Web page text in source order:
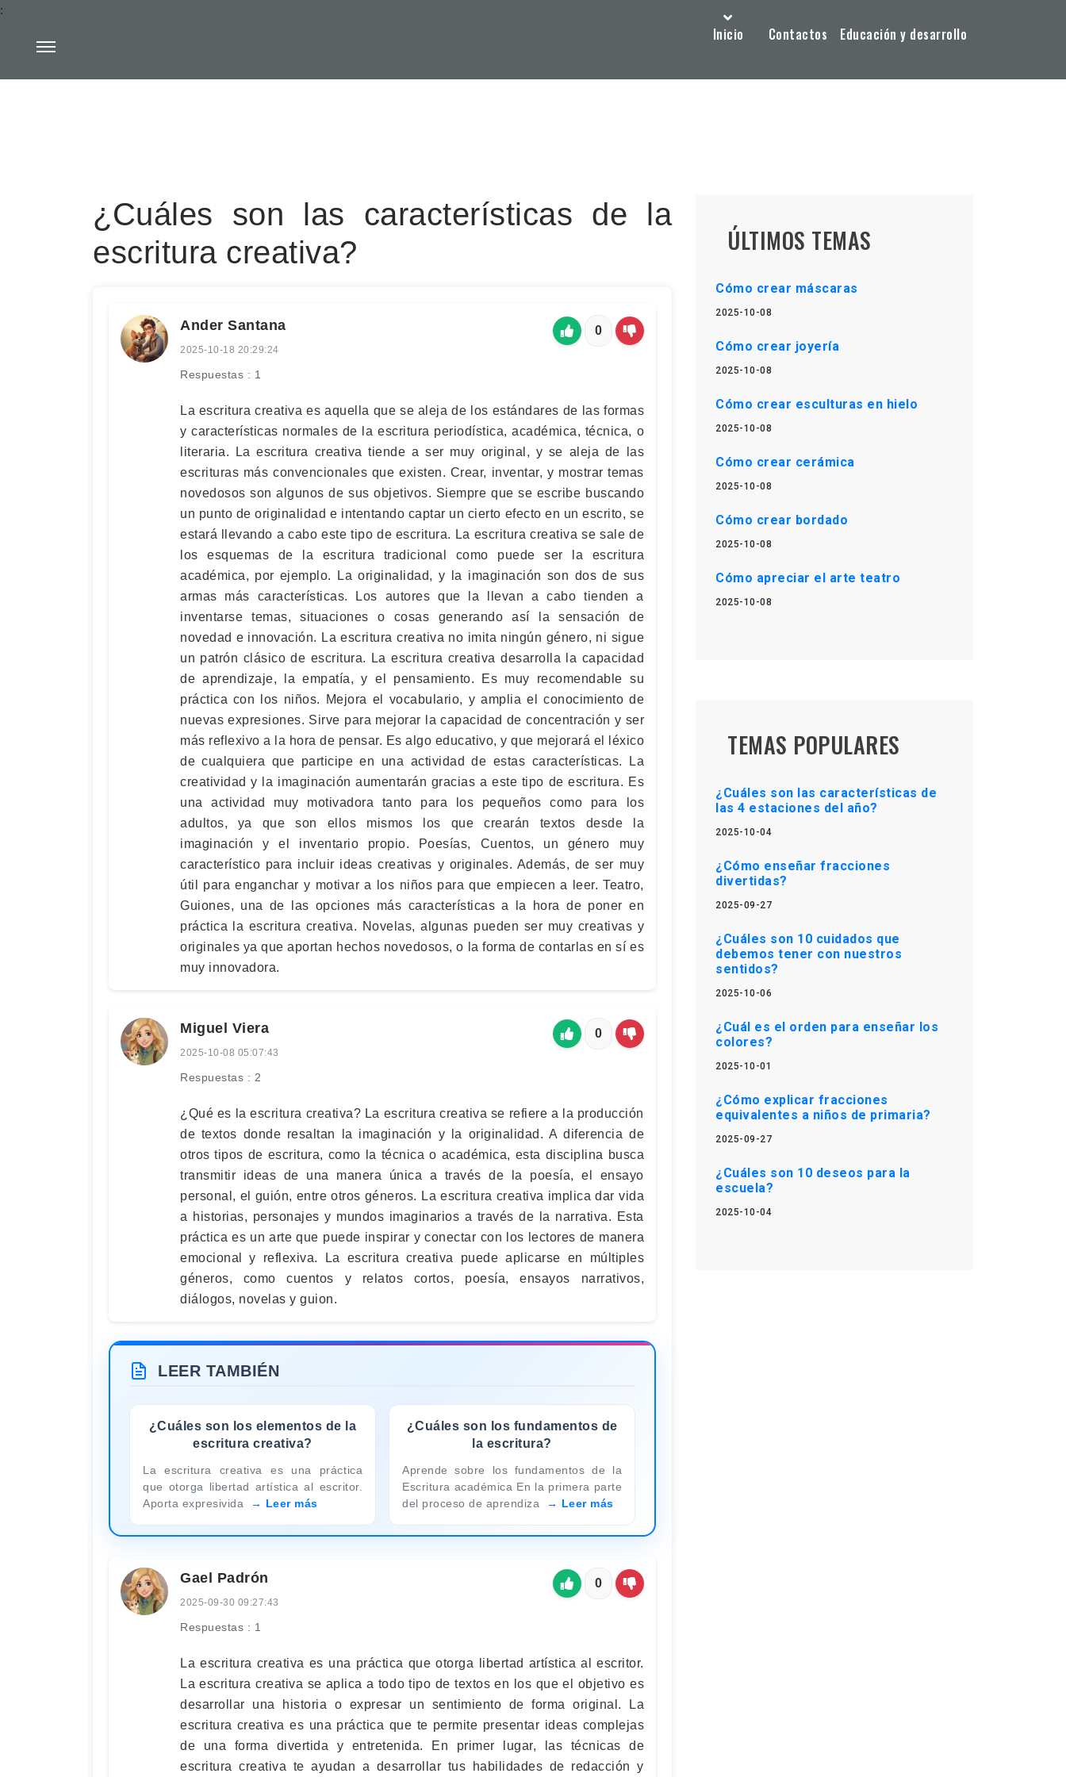
Inicio Contactos Educación y desarrollo
:
¿Cuáles son las características de la
escritura creativa?
Ander Santana
2025-10-18 20:29:24
Respuestas : 1
0
La escritura creativa es aquella que se aleja de los estándares de las formas
y características normales de la escritura periodística, académica, técnica, o
literaria. La escritura creativa tiende a ser muy original, y se aleja de las
escrituras más convencionales que existen. Crear, inventar, y mostrar temas
novedosos son algunos de sus objetivos. Siempre que se escribe buscando
un punto de originalidad e intentando captar un cierto efecto en un escrito, se
estará llevando a cabo este tipo de escritura. La escritura creativa se sale de
los esquemas de la escritura tradicional como puede ser la escritura
académica, por ejemplo. La originalidad, y la imaginación son dos de sus
armas más características. Los autores que la llevan a cabo tienden a
inventarse temas, situaciones o cosas generando así la sensación de
novedad e innovación. La escritura creativa no imita ningún género, ni sigue
un patrón clásico de escritura. La escritura creativa desarrolla la capacidad
de aprendizaje, la empatía, y el pensamiento. Es muy recomendable su
práctica con los niños. Mejora el vocabulario, y amplia el conocimiento de
nuevas expresiones. Sirve para mejorar la capacidad de concentración y ser
más reflexivo a la hora de pensar. Es algo educativo, y que mejorará el léxico
de cualquiera que participe en una actividad de estas características. La
creatividad y la imaginación aumentarán gracias a este tipo de escritura. Es
una actividad muy motivadora tanto para los pequeños como para los
adultos, ya que son ellos mismos los que crearán textos desde la
imaginación y el inventario propio. Poesías, Cuentos, un género muy
característico para incluir ideas creativas y originales. Además, de ser muy
útil para enganchar y motivar a los niños para que empiecen a leer. Teatro,
Guiones, una de las opciones más características a la hora de poner en
práctica la escritura creativa. Novelas, algunas pueden ser muy creativas y
originales ya que aportan hechos novedosos, o la forma de contarlas en sí es
muy innovadora.
Miguel Viera
2025-10-08 05:07:43
Respuestas : 2
0
¿Qué es la escritura creativa? La escritura creativa se refiere a la producción
de textos donde resaltan la imaginación y la originalidad. A diferencia de
otros tipos de escritura, como la técnica o académica, esta disciplina busca
transmitir ideas de una manera única a través de la poesía, el ensayo
personal, el guión, entre otros géneros. La escritura creativa implica dar vida
a historias, personajes y mundos imaginarios a través de la narrativa. Esta
práctica es un arte que puede inspirar y conectar con los lectores de manera
emocional y reflexiva. La escritura creativa puede aplicarse en múltiples
géneros, como cuentos y relatos cortos, poesía, ensayos narrativos,
diálogos, novelas y guion.
LEER TAMBIÉN
¿Cuáles son los elementos de la
escritura creativa?
La escritura creativa es una práctica
que otorga libertad artística al escritor.
Aporta expresivida
Leer más
¿Cuáles son los fundamentos de
la escritura?
Aprende sobre los fundamentos de la
Escritura académica En la primera parte
del proceso de aprendiza
Leer más
Gael Padrón
2025-09-30 09:27:43
Respuestas : 1
0
La escritura creativa es una práctica que otorga libertad artística al escritor.
La escritura creativa se aplica a todo tipo de textos en los que el objetivo es
desarrollar una historia o expresar un sentimiento de forma original. La
escritura creativa es una práctica que te permite presentar ideas complejas
de una forma divertida y entretenida. En primer lugar, las técnicas de
escritura creativa te ayudan a desarrollar tus habilidades de redacción y
ÚLTIMOS TEMAS
Cómo crear máscaras
2025-10-08
Cómo crear joyería
2025-10-08
Cómo crear esculturas en hielo
2025-10-08
Cómo crear cerámica
2025-10-08
Cómo crear bordado
2025-10-08
Cómo apreciar el arte teatro
2025-10-08
TEMAS POPULARES
¿Cuáles son las características de
las 4 estaciones del año?
2025-10-04
¿Cómo enseñar fracciones
divertidas?
2025-09-27
¿Cuáles son 10 cuidados que
debemos tener con nuestros
sentidos?
2025-10-06
¿Cuál es el orden para enseñar los
colores?
2025-10-01
¿Cómo explicar fracciones
equivalentes a niños de primaria?
2025-09-27
¿Cuáles son 10 deseos para la
escuela?
2025-10-04